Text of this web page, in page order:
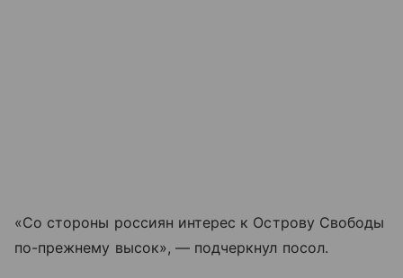
«Со стороны россиян интерес к Острову Свободы
по-прежнему высок», — подчеркнул посол.